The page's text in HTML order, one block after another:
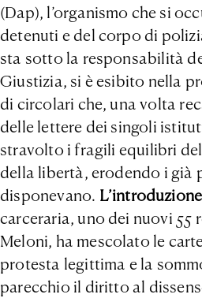
(Dap), l’organismo che si
detenuti e del corpo di
sta sotto la responsabilità
Giustizia, si è esibito nella
di circolari che, una volta
delle lettere dei singoli
stravolto i fragili equilibri
della libertà, erodendo i già
disponevano. L’introduzione
carceraria, uno dei nuovi 55
Meloni, ha mescolato le
protesta legittima e la
parecchio il diritto al